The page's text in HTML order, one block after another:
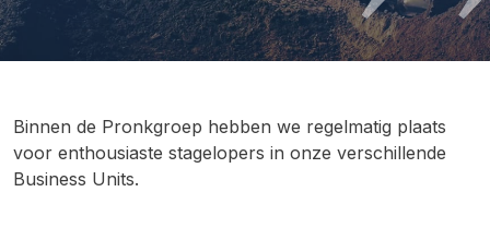
Binnen de Pronkgroep hebben we regelmatig plaats
voor enthousiaste stagelopers in onze verschillende
Business Units.